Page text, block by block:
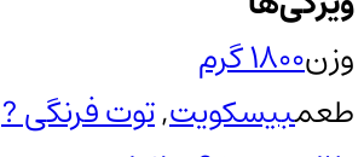
وزن1800 گرم
طعمبیسکویت,توت فرنگی ?